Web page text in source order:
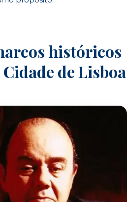
históricos
de Lisboa